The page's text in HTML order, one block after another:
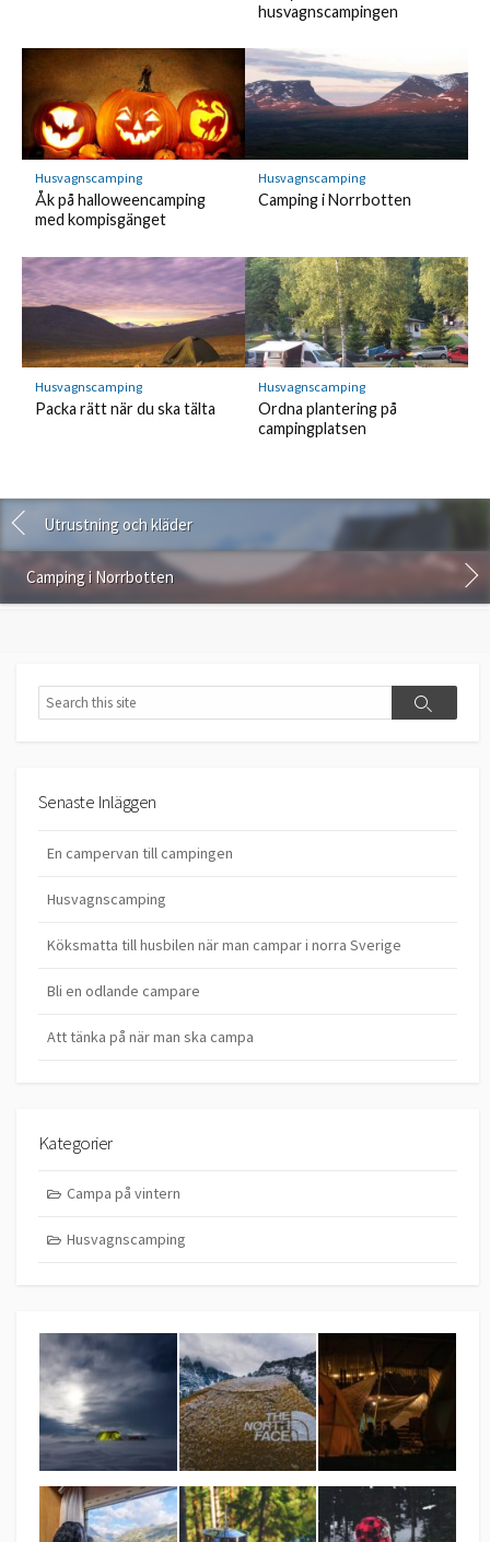
husvagnscampingen
Husvagnscamping
Åk på halloweencamping
med kompisgänget
Husvagnscamping
Camping i Norrbotten
Husvagnscamping
Packa rätt när du ska tälta
Husvagnscamping
Ordna plantering på
campingplatsen
Utrustning och kläder
Camping i Norrbotten
Search
Search
Senaste Inläggen
En campervan till campingen
Husvagnscamping
Köksmatta till husbilen när man campar i norra Sverige
Bli en odlande campare
Att tänka på när man ska campa
Kategorier
Campa på vintern
Husvagnscamping